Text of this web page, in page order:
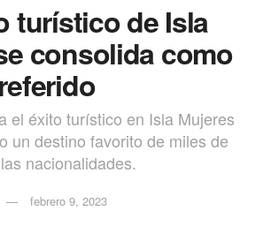
turístico de Isla
consolida como
el éxito turístico en Isla Mujeres
un destino favorito de miles de
nacionalidades.
febrero 9, 2023